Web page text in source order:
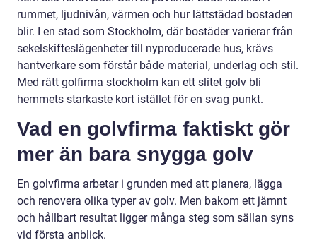
rummet, ljudnivån, värmen och hur lättstädad bostaden
blir. I en stad som Stockholm, där bostäder varierar från
sekelskifteslägenheter till nyproducerade hus, krävs
hantverkare som förstår både material, underlag och stil.
Med rätt golfirma stockholm kan ett slitet golv bli
hemmets starkaste kort istället för en svag punkt.
Vad en golvfirma faktiskt gör
mer än bara snygga golv
En golvfirma arbetar i grunden med att planera, lägga
och renovera olika typer av golv. Men bakom ett jämnt
och hållbart resultat ligger många steg som sällan syns
vid första anblick.